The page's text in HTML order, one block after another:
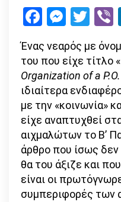
χρήμα
Facebook
Ένας νεαρός με
του που είχε τίτλο «
Organization of a
ιδιαίτερα
με την «κοινωνία»
είχε αναπτυχθεί
αιχμαλώτων το Β’
άρθρο που ίσως δεν
θα του άξιζε και
είναι οι
συμπεριφορές των